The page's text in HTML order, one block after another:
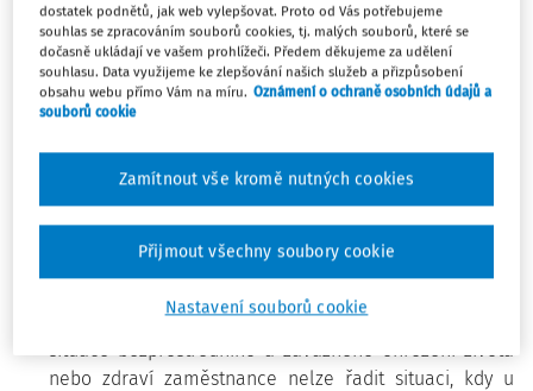
Proto je nutné vyhodnotit, zda zaměstnanec může mít
důvodně za to, že práce ve škole (při osobní přítomnosti
všech pedagogů na poradě) bezprostředně a závažným
způsobem ohrožuje jeho život nebo zdraví, popřípadě život
V této souvislosti uvádím
sociálních služeb v souvislosti s epidemií COVID 19 –
Nejčastější otázky a odpovědi v oblasti sociálních služeb
ze dne 13. 3. 2020; v němž se konstatuje, že mezi
situace bezprostředního a závažného ohrožení života
nebo zdraví zaměstnance nelze řadit situaci, kdy u
dostatek podnětů, jak web vylepšovat. Proto od Vás potřebujeme
souhlas se zpracováním souborů cookies, tj. malých souborů, které se
dočasně ukládají ve vašem prohlížeči. Předem děkujeme za udělení
souhlasu. Data využijeme ke zlepšování našich služeb a přizpůsobení
obsahu webu přímo Vám na míru. Oznámení o ochraně osobních údajů a
souborů cookie
Nastavení souborů cookie
Zamítnout vše kromě nutných cookies
Přijmout všechny soubory cookie